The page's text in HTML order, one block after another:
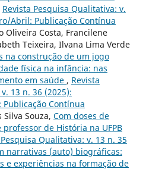
Revista Pesquisa Qualitativa: v.
Abril: Publicação Contínua
Oliveira Costa, Francilene
Teixeira, Ilvana Lima Verde
na construção de um jogo
física na infância: nas
em saúde , Revista
13 n. 36 (2025):
Contínua
Silva Souza, Com doses de
de História na UFPB
Qualitativa: v. 13 n. 35
narrativas (auto) biográficas:
e experiências na formação de